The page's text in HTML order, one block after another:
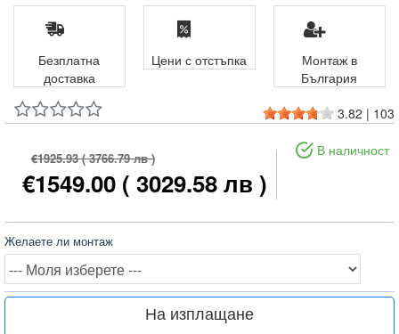
3.82 | 103
€1925.93( 3766.79 лв )
€1549.00 ( 3029.58 лв )
В наличност
Желаете ли монтаж
На изплащане
Безплатна
доставка
Цени с отстъпка
Монтаж в
България